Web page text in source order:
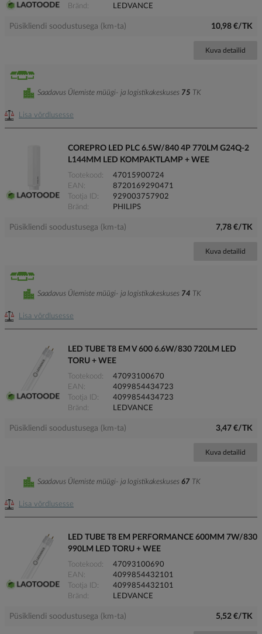
Bränd LEDVANCE
Püsikliendi soodustusega (km-ta) 10,98 €/TK
Kuva detailid
Lisa võrdlusesse
Saadavus Ülemiste müügi- ja logistikakeskuses 75 TK
COREPRO LED PLC 6.5W/840 4P 770LM G24Q-2
L144MM LED KOMPAKTLAMP + WEE
Tootekood
47015900724
EAN
8720169290471
Tootja ID
929003757902
Bränd
PHILIPS
Püsikliendi soodustusega (km-ta) 7,78 €/TK
Kuva detailid
Lisa võrdlusesse
Saadavus Ülemiste müügi- ja logistikakeskuses 74 TK
LED TUBE T8 EM V 600 6.6W/830 720LM LED
TORU + WEE
Tootekood
47093100670
EAN
4099854434723
Tootja ID
4099854434723
Bränd
LEDVANCE
Püsikliendi soodustusega (km-ta) 3,47 €/TK
Kuva detailid
Lisa võrdlusesse
Saadavus Ülemiste müügi- ja logistikakeskuses 67 TK
LED TUBE T8 EM PERFORMANCE 600MM 7W/830
990LM LED TORU + WEE
Tootekood
47093100690
EAN
4099854432101
Tootja ID
4099854432101
Bränd
LEDVANCE
Püsikliendi soodustusega (km-ta) 5,52 €/TK